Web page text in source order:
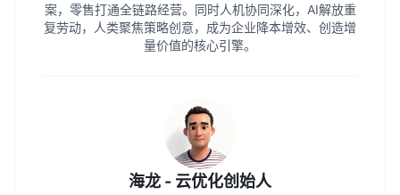
案，零售打通全链路经营。同时人机协同深化，AI解放重
复劳动，人类聚焦策略创意，成为企业降本增效、创造增
量价值的核心引擎。
海龙 - 云优化创始人